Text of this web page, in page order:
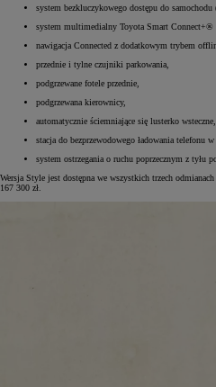
system bezkluczykowego dostępu do
system multimedialny Toyota Smart
nawigacja Connected z dodatkowym trybem
przednie i tylne czujniki parkowania,
podgrzewane fotele przednie,
podgrzewana kierownicy,
automatycznie ściemniające się lusterko wsteczne,
stacja do bezprzewodowego ładowania telefonu
system ostrzegania o ruchu poprzecznym z tyłu
Wersja Style jest dostępna we wszystkich trzech
167 300 zł.